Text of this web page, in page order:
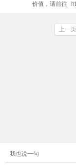
价值，请前往
上一页